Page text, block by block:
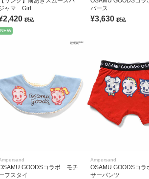
ャマ Girl
税込
NEW
パース
¥3,630 税込
GOODSコラボ モチ
フスタイ
Ampersand
OSAMU GOODSコ
サーパンツ